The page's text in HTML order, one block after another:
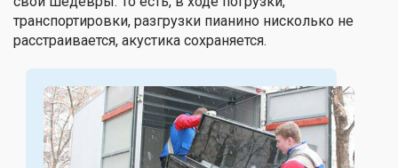
транспортировки, разгрузки пианино нисколько не
расстраивается, акустика сохраняется.